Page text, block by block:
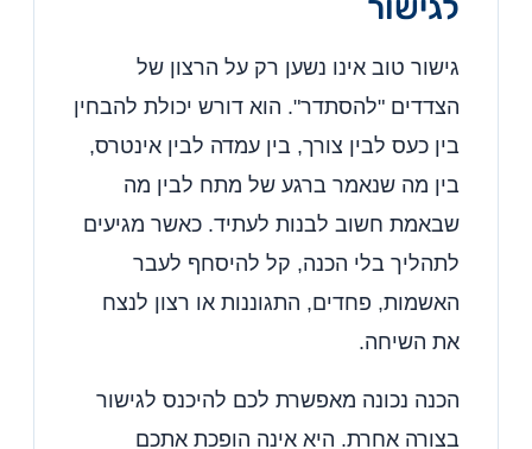
לגישור
גישור טוב אינו נשען רק על הרצון של
הצדדים "להסתדר". הוא דורש יכולת להבחין
בין כעס לבין צורך, בין עמדה לבין אינטרס,
בין מה שנאמר ברגע של מתח לבין מה
שבאמת חשוב לבנות לעתיד. כאשר מגיעים
לתהליך בלי הכנה, קל להיסחף לעבר
האשמות, פחדים, התגוננות או רצון לנצח
את השיחה.
הכנה נכונה מאפשרת לכם להיכנס לגישור
בצורה אחרת. היא אינה הופכת אתכם